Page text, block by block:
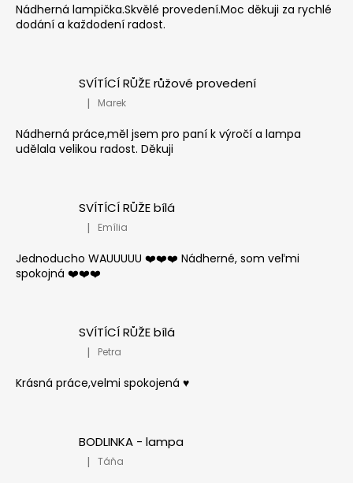
Nádherná lampička.Skvělé provedení.Moc děkuji za rychlé
dodání a každodení radost.
SVÍTÍCÍ RŮŽE růžové provedení
Hodnocení produktu je 5 z 5 hvězdiček.
| Marek
Nádherná práce,měl jsem pro paní k výročí a lampa
udělala velikou radost. Děkuji
SVÍTÍCÍ RŮŽE bílá
Hodnocení produktu je 5 z 5 hvězdiček.
| Emília
Jednoducho WAUUUUU ❤️❤️❤️ Nádherné, som veľmi
spokojná ❤️❤️❤️
SVÍTÍCÍ RŮŽE bílá
Hodnocení produktu je 5 z 5 hvězdiček.
| Petra
Krásná práce,velmi spokojená ♥️
BODLINKA - lampa
Hodnocení produktu je 5 z 5 hvězdiček.
| Táňa